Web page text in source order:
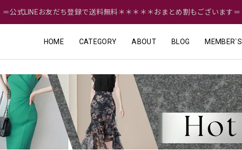
＝公式LINEお友だち登録で送料無料＊＊＊＊＊おまとめ割もございます＝
HOME CATEGORY ABOUT BLOG MEMBER`S